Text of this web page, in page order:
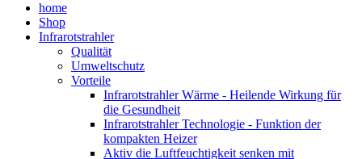
home
Shop
Infrarotstrahler
Qualität
Umweltschutz
Vorteile
Infrarotstrahler Wärme - Heilende Wirkung für
die Gesundheit
Infrarotstrahler Technologie - Funktion der
kompakten Heizer
Aktiv die Luftfeuchtigkeit senken mit